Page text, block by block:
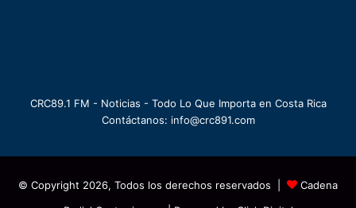
CRC89.1 FM - Noticias - Todo Lo Que Importa en Costa Rica
Contáctanos: info@crc891.com
© Copyright 2026, Todos los derechos reservados |
Cadena